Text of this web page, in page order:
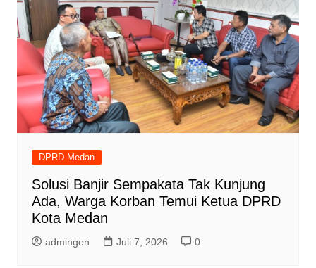
DPRD Medan
Solusi Banjir Sempakata Tak Kunjung
Ada, Warga Korban Temui Ketua DPRD
Kota Medan
admingen Juli 7, 2026 0